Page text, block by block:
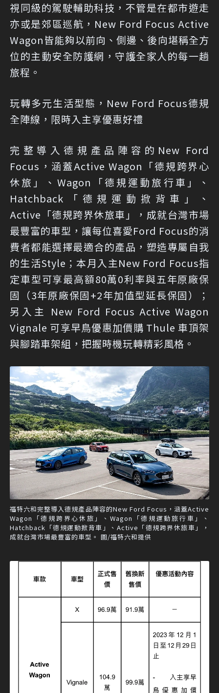
視同級的駕駛輔助科技，不管是在都市遊走
亦或是郊區巡航，New Ford Focus Active
Wagon皆能夠以前向、側邊、後向堪稱全方
位的主動安全防護網，守護全家人的每一趟
旅程。
玩轉多元生活型態，New Ford Focus德規
全陣線，限時入主享優惠好禮
完整導入德規產品陣容的New Ford
Focus，涵蓋Active Wagon「德規跨界心
休旅」、Wagon「德規運動旅行車」、
Hatchback「德規運動掀背車」、
Active「德規跨界休旅車」，成就台灣市場
最豐富的車型，讓每位喜愛Ford Focus的消
費者都能選擇最適合的產品，塑造專屬自我
的生活Style；本月入主New Ford Focus指
定車型可享最高額80萬0利率與五年原廠保
固（3年原廠保固+2年加值型延長保固）；
另入主 New Ford Focus Active Wagon
Vignale 可享早鳥優惠加價購 Thule 車頂架
與腳踏車架組，把握時機玩轉精彩風格。
福特六和完整導入德規產品陣容的New Ford Focus，涵蓋Active
Wagon「德規跨界心休旅」、Wagon「德規運動旅行車」、
Hatchback「德規運動掀背車」、Active「德規跨界休旅車」，
成就台灣市場最豐富的車型。 圖/福特六和提供